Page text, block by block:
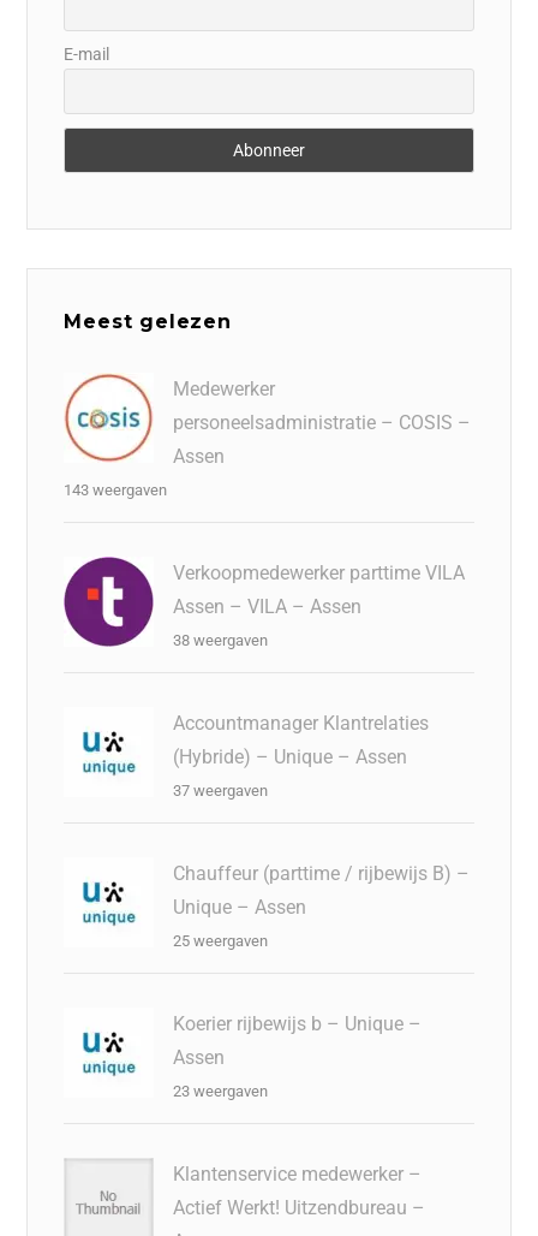
E-mail
Meest gelezen
Medewerker
personeelsadministratie – COSIS –
Assen
143 weergaven
Verkoopmedewerker parttime VILA
Assen – VILA – Assen
38 weergaven
Accountmanager Klantrelaties
(Hybride) – Unique – Assen
37 weergaven
Chauffeur (parttime / rijbewijs B) –
Unique – Assen
25 weergaven
Koerier rijbewijs b – Unique –
Assen
23 weergaven
Klantenservice medewerker –
Actief Werkt! Uitzendbureau –